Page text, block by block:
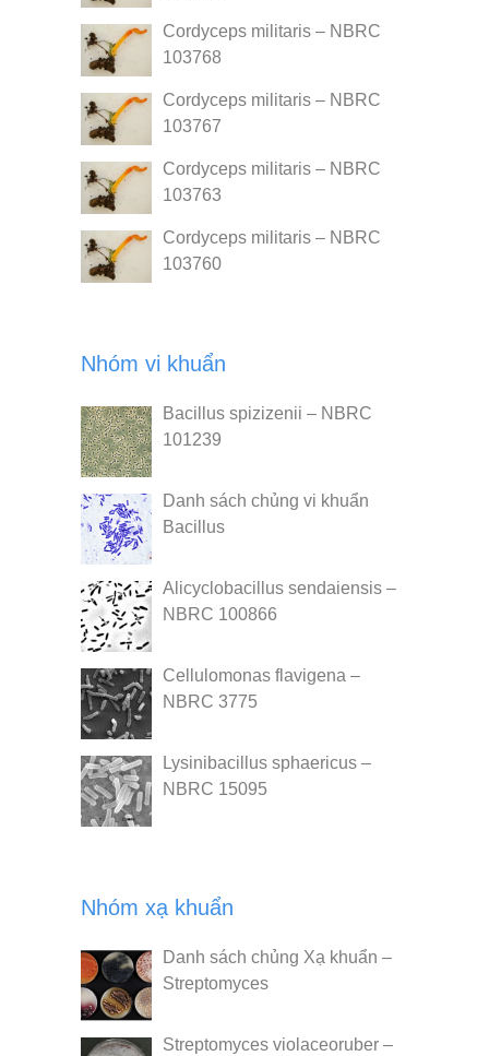
Cordyceps militaris – NBRC
103768
Cordyceps militaris – NBRC
103767
Cordyceps militaris – NBRC
103763
Cordyceps militaris – NBRC
103760
Nhóm vi khuẩn
Bacillus spizizenii – NBRC
101239
Danh sách chủng vi khuẩn
Bacillus
Alicyclobacillus sendaiensis –
NBRC 100866
Cellulomonas flavigena –
NBRC 3775
Lysinibacillus sphaericus –
NBRC 15095
Nhóm xạ khuẩn
Danh sách chủng Xạ khuẩn –
Streptomyces
Streptomyces violaceoruber –